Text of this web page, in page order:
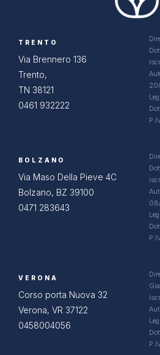
TRENTO
Via Brennero 136
Trento,
TN 38121
0461 932222
BOLZANO
Via Maso Della Pieve 4C
Bolzano, BZ 39100
0471 283643
VERONA
Corso porta Nuova 32
Verona, VR 37122
0458004056